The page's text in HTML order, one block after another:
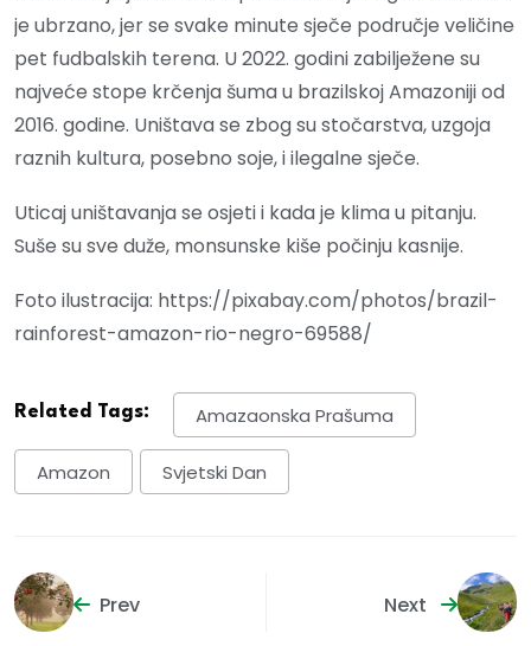
je ubrzano, jer se svake minute sječe područje veličine
pet fudbalskih terena. U 2022. godini zabilježene su
najveće stope krčenja šuma u brazilskoj Amazoniji od
2016. godine. Uništava se zbog su stočarstva, uzgoja
raznih kultura, posebno soje, i ilegalne sječe.
Uticaj uništavanja se osjeti i kada je klima u pitanju.
Suše su sve duže, monsunske kiše počinju kasnije.
Foto ilustracija: https://pixabay.com/photos/brazil-
rainforest-amazon-rio-negro-69588/
Related Tags: Amazaonska Prašuma
Amazon Svjetski Dan
Prev Next